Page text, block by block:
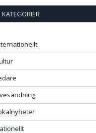
KATEGORIER